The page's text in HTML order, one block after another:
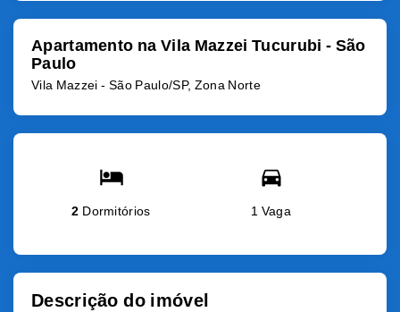
Apartamento na Vila Mazzei Tucurubi - São
Paulo
Vila Mazzei - São Paulo/SP, Zona Norte
2 Dormitórios 1 Vaga
Descrição do imóvel